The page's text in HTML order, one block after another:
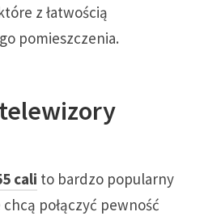
z łatwością
pomieszczenia.
cali to bardzo popularny
połączyć pewność